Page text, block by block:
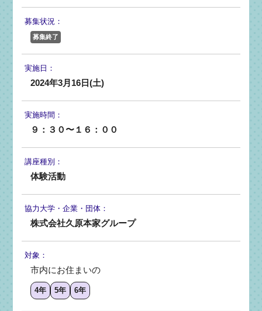
募集状況：
募集終了
実施日：
2024年3月16日(土)
実施時間：
９：３０〜１６：００
講座種別：
体験活動
協力大学・企業・団体：
株式会社久原本家グループ
対象：
市内にお住まいの
4年 5年 6年